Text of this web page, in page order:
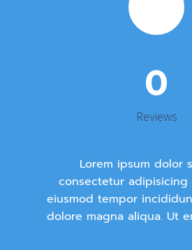
0
Reviews
Lorem ipsum dolor
consectetur
eiusmod tempor
dolore magna aliqua. Ut